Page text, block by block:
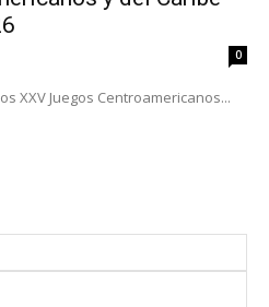
0
XXV Juegos Centroamericanos...